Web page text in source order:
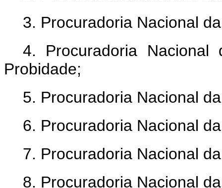
3. Procuradoria Nacional
4. Procuradoria
Probidade;
5. Procuradoria Nacional
6. Procuradoria Nacional
7. Procuradoria Nacional
8. Procuradoria Nacional